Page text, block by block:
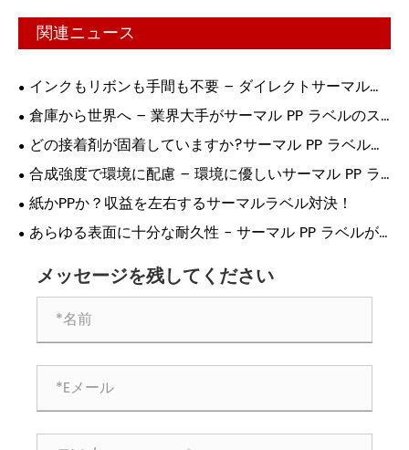
関連ニュース
インクもリボンも手間も不要 – ダイレクトサーマルラ
ベルが印刷に革命を起こす理由!
倉庫から世界へ – 業界大手がサーマル PP ラベルのス
マート印刷に依存する理由!
どの接着剤が固着していますか?サーマル PP ラベル接
着の究極ガイド!
合成強度で環境に配慮 – 環境に優しいサーマル PP ラ
ベルがついに登場!
紙かPPか？収益を左右するサーマルラベル対決！
あらゆる表面に十分な耐久性 - サーマル PP ラベルが
メッセージを残してください